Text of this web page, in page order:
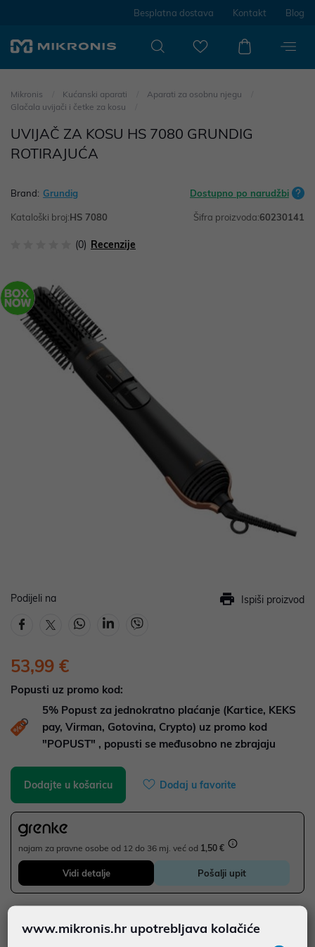
Besplatna dostava Kontakt Blog
Mikronis Kućanski aparati
Aparati za osobnu njegu
Glačala uvijači i četke za kosu
UVIJAČ ZA KOSU HS 7080 GRUNDIG
ROTIRAJUĆA
Brand: Grundig Dostupno po narudžbi
Kataloški broj:HS 7080 Šifra proizvoda:60230141
(0) Recenzije
Podijeli na Ispiši proizvod
53,99 €
Popusti uz promo kod:
5% Popust za jednokratno plaćanje (Kartice, KEKS
pay, Virman, Gotovina, Crypto) uz promo kod
"POPUST" , popusti se međusobno ne zbrajaju
Dodajte u košaricu Dodaj u favorite
najam za pravne osobe od 12 do 36 mj. već od 1,50 €
Vidi detalje Pošalji upit
www.mikronis.hr upotrebljava kolačiće